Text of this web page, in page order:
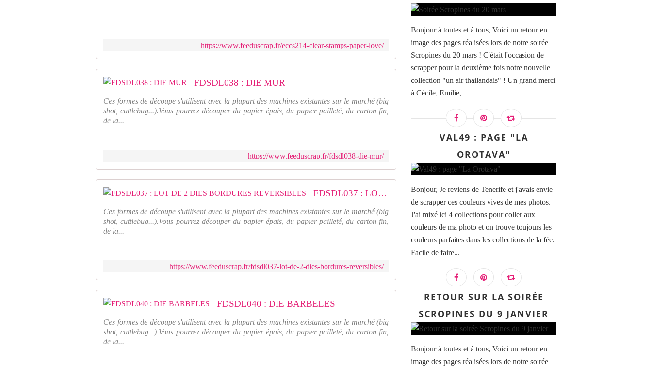
https://www.feeduscrap.fr/eccs214-clear-stamps-paper-love/
FDSDL038 : DIE MUR
Ces formes de découpe s'utilisent avec la plupart des machines existantes sur le marché (big
shot, cuttlebug...).Vous pourrez découper du papier épais, du papier pailleté, du carton fin,
de la...
https://www.feeduscrap.fr/fdsdl038-die-mur/
FDSDL037 : LOT DE 2 DIES BORDURES REVERSIBLES
Ces formes de découpe s'utilisent avec la plupart des machines existantes sur le marché (big
shot, cuttlebug...).Vous pourrez découper du papier épais, du papier pailleté, du carton fin,
de la...
https://www.feeduscrap.fr/fdsdl037-lot-de-2-dies-bordures-reversibles/
FDSDL040 : DIE BARBELES
Ces formes de découpe s'utilisent avec la plupart des machines existantes sur le marché (big
shot, cuttlebug...).Vous pourrez découper du papier épais, du papier pailleté, du carton fin,
de la...
Bonjour à toutes et à tous, Voici un retour en
image des pages réalisées lors de notre soirée
Scropines du 20 mars ! C'était l'occasion de
scrapper pour la deuxième fois notre nouvelle
collection "un air thailandais" ! Un grand merci
à Cécile, Emilie,...
VAL49 : PAGE "LA
OROTAVA"
Bonjour, Je reviens de Tenerife et j'avais envie
de scrapper ces couleurs vives de mes photos.
J'ai mixé ici 4 collections pour coller aux
couleurs de ma photo et on trouve toujours les
couleurs parfaites dans les collections de la fée.
Facile de faire...
RETOUR SUR LA SOIRÉE
SCROPINES DU 9 JANVIER
Bonjour à toutes et à tous, Voici un retour en
image des pages réalisées lors de notre soirée